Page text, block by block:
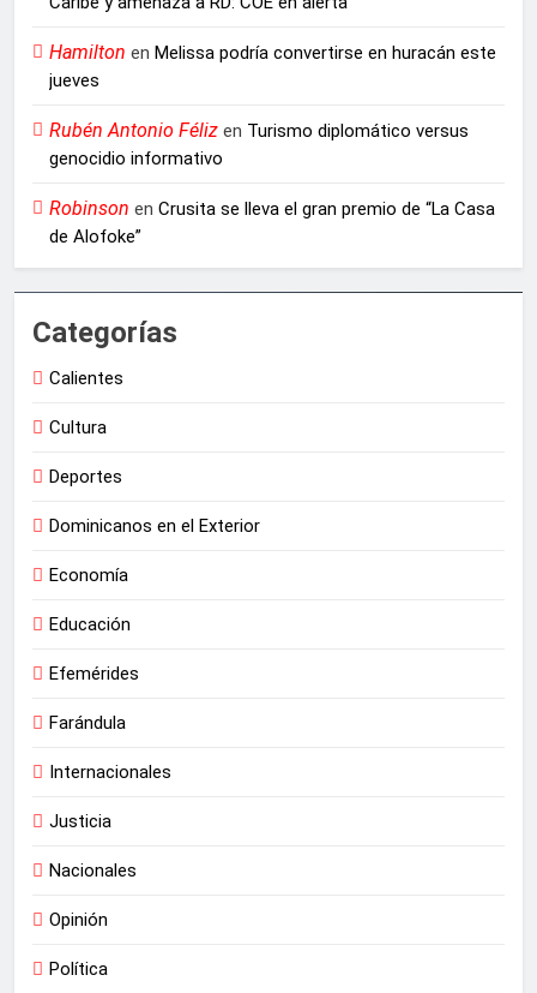
Hamilton en Melissa podría convertirse en huracán este
jueves
Rubén Antonio Féliz en Turismo diplomático versus
genocidio informativo
Robinson en Crusita se lleva el gran premio de “La Casa
de Alofoke”
Categorías
Calientes
Cultura
Deportes
Dominicanos en el Exterior
Economía
Educación
Efemérides
Farándula
Internacionales
Justicia
Nacionales
Opinión
Política